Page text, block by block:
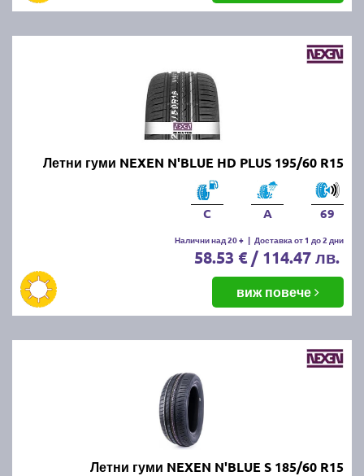
Летни гуми NEXEN N'BLUE HD PLUS 195/60 R15
C A 69
Налични над 20 + | Доставка от 1 до 2 дни
58.53 € / 114.47 лв.
виж повече
Летни гуми NEXEN N'BLUE S 185/60 R15